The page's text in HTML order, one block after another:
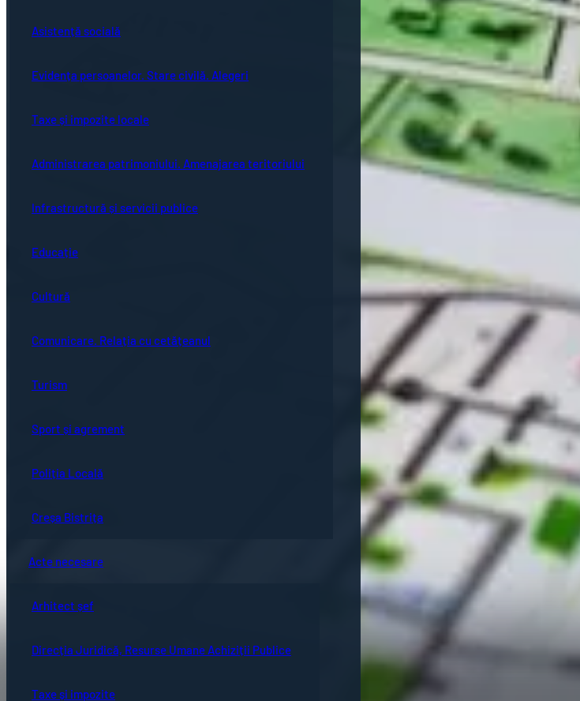
Asistență socială
Evidența persoanelor. Stare civilă. Alegeri
Taxe și impozite locale
Administrarea patrimoniului. Amenajarea teritoriului
Infrastructură și servicii publice
Educație
Cultură
Comunicare. Relația cu cetățeanul
Turism
Sport și agrement
Poliția Locală
Creșa Bistrița
Acte necesare
Arhitect șef
Direcția Juridică, Resurse Umane Achiziții Publice
Taxe și impozite